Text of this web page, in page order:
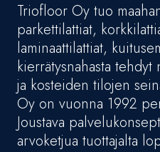
Triofloor Oy tuo
parkettilattiat,
laminaattilattiat,
kierrätysnahasta tehdyt
ja kosteiden tilojen
Oy on vuonna 1992
Joustava
arvoketjua tuottajalta